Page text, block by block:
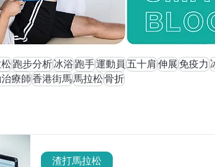
跑步分析冰浴跑手運動員五十肩伸展免疫力
療師香港街馬馬拉松骨折
渣打馬拉松